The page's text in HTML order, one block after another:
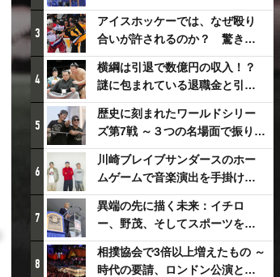
ラスとは
3
アイスホッケーでは、なぜ殴り
合いが許されるのか？ 驚きの
「ファイティング」ルールにつ
いて
4
横綱は引退で数億円の収入！？
謎に包まれている退職金と引退
相撲興行
5
歴史に刻まれたワールドシリー
ズ第7戦 ～３つの名場面で振り返
る～
6
川崎ブレイブサンダースのホー
ムゲームで音楽演出を手掛ける
スチャダラパーが川崎新！アリ
ーナシティ・プロジェクトを語
る 「楽しみでしかないでしょ。
川崎は、ずっと成長曲線だか
ら」
7
異端の先に描く未来：イチロ
ー、野茂、そしてスポーツを支
える科学界の挑戦
8
相撲協会で3倍以上増えたもの ～
時代の要請、ロンドン公演と古